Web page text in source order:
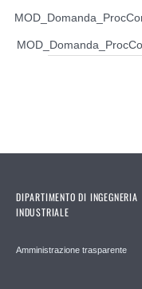
DIPARTIMENTO DI INGEGNERIA
INDUSTRIALE
Amministrazione trasparente